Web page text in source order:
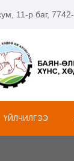
11-р баг,
ҮЙЛЧИЛГЭЭ